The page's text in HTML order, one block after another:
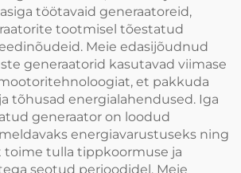
töötavaid generaatoreid,
tootmisel tõestatud
Meie edasijõudnud
generaatorid kasutavad viimase
et pakkuda
tõhusad energialahendused. Iga
generaator on loodud
energiavarustuseks ning
toime tulla tippkoormuse ja
seotud perioodidel. Meie